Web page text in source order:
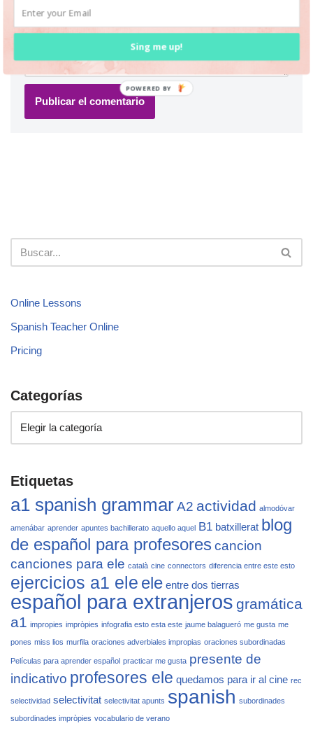
Online Lessons
Spanish Teacher Online
Pricing
Categorías
Etiquetas
a1 spanish grammarA2 actividad almodóvar
amenábar aprender apuntes bachillerato aquello aquel B1 batxillerat blog
de español para profesores cancion
canciones para ele català cine connectors diferencia entre este esto
ejercicios a1 ele ele entre dos tierras
español para extranjeros gramática
a1 impropies impròpies infografia esto esta este jaume balagueró me gusta me
pones miss lios murfila oraciones adverbiales impropias oraciones subordinadas
Películas para aprender español practicar me gusta presente de
indicativo profesores ele quedamos para ir al cine rec
selectividad selectivitat selectivitat apunts spanish subordinades
subordinades impròpies vocabulario de verano
Sing me up!
POWERED BY